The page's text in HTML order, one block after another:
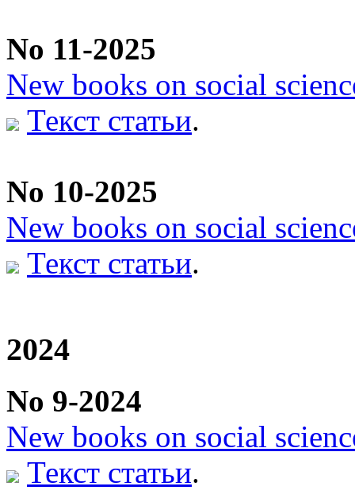
No 11-2025
New books on social
Текст статьи.
No 10-2025
New books on social
Текст статьи.
2024
No 9-2024
New books on social
Текст статьи.